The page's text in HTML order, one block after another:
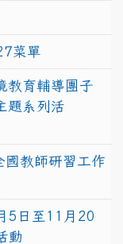
菜單
教育輔導團子
題系列活
國教師研習工作
5日至11月20
動